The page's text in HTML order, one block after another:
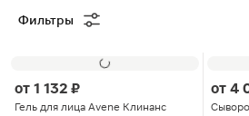
Фильтры
от 1 132 ₽
Гель для лица Avene Клинанс
от 4